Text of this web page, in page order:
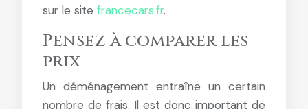
sur le site francecars.fr.
Pensez à comparer les
prix
Un déménagement entraîne un certain
nombre de frais. Il est donc important de